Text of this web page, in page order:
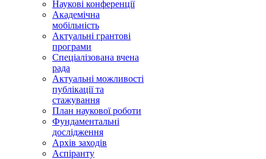
Наукові конференції
Академічна
мобільність
Актуальні грантові
програми
Спеціалізована вчена
рада
Актуальні можливості
публікації та
стажування
План наукової роботи
Фундаментальні
дослідження
Архів заходів
Аспіранту